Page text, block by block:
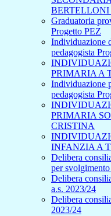
Graduatoria
Progetto PEZ
Individuazione
pedagogista
PRIMARIA A
Individuazione
pedagogista
PRIMARIA
CRISTINA
INFANZIA A
Delibera
per
Delibera
a.s. 2023/24
Delibera
2023/24